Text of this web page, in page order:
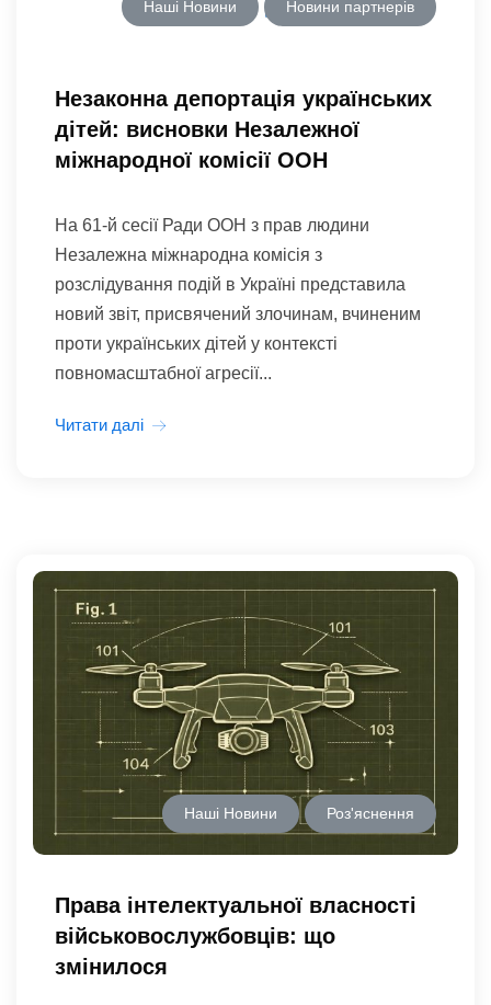
Наші Новини Новини партнерів
Незаконна депортація українських
дітей: висновки Незалежної
міжнародної комісії ООН
На 61-й сесії Ради ООН з прав людини
Незалежна міжнародна комісія з
розслідування подій в Україні представила
новий звіт, присвячений злочинам, вчиненим
проти українських дітей у контексті
повномасштабної агресії...
Читати далі
Наші Новини Роз'яснення
Права інтелектуальної власності
військовослужбовців: що
змінилося